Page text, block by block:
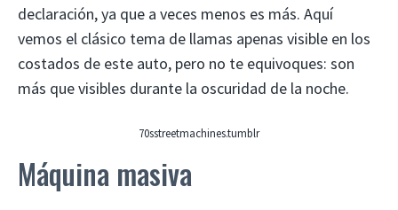
declaración, ya que a veces menos es más. Aquí
vemos el clásico tema de llamas apenas visible en los
costados de este auto, pero no te equivoques: son
más que visibles durante la oscuridad de la noche.
70sstreetmachines.tumblr
Máquina masiva